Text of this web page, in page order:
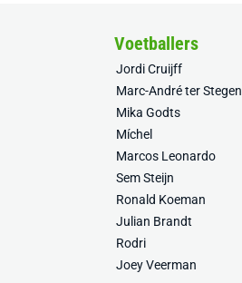
Voetballers
Jordi Cruijff
Marc-André ter Stegen
Mika Godts
Míchel
Marcos Leonardo
Sem Steijn
Ronald Koeman
Julian Brandt
Rodri
Joey Veerman